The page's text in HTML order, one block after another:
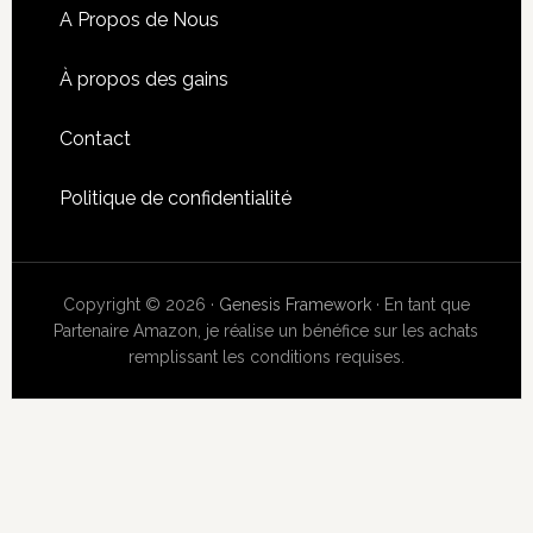
A Propos de Nous
À propos des gains
Contact
Politique de confidentialité
Copyright © 2026 · Genesis Framework· En tant que
Partenaire Amazon, je réalise un bénéfice sur les achats
remplissant les conditions requises.